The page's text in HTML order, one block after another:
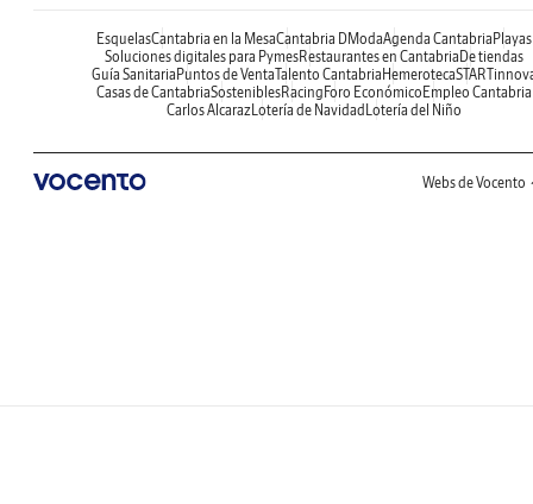
EsquelasCantabria en la MesaCantabria DModaAgenda CantabriaPlayas
Soluciones digitales para PymesRestaurantes en CantabriaDe tiendas
Guía SanitariaPuntos de VentaTalento CantabriaHemeroteca
Casas de CantabriaSosteniblesRacingForo EconómicoEmpleo Cantabria
Carlos AlcarazLotería de NavidadLotería del Niño
Webs de Vocento